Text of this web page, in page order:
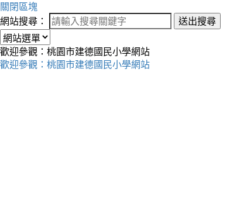
關閉區塊
網站搜尋：
送出搜尋
歡迎參觀：桃園市建德國民小學網站
歡迎參觀：桃園市建德國民小學網站